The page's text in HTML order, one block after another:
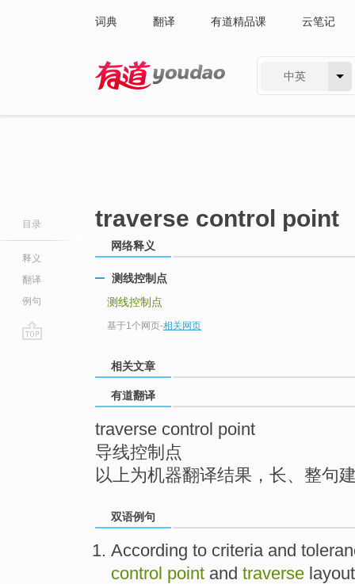
词典 翻译 有道精品课 云笔记
中英
目录
释义
翻译
例句
traverse control point
网络释义
测线控制点
测线控制点
基于1个网页-相关网页
相关文章
有道翻译
traverse control point
导线控制点
以上为机器翻译结果，长、整句
双语例句
According to criteria and
control point and traverse layout